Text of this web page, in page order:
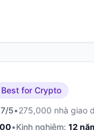
Best for Crypto
/5•275,000 nhà giao
•Kinh nghiệm: 12